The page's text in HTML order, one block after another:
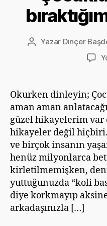
Yazının
Yazar Dinçer
Okurken dinleyin;
aman aman
güzel hikayelerim var
hikayeler değil
ve birçok insanın
henüz milyonlarca
kirletilmemişken,
yuttuğunuzda “koli
diye korkmayıp
arkadaşınızla […]